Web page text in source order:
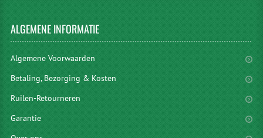
ALGEMENEINFORMATIE
Algemene Voorwaarden
Betaling, Bezorging & Kosten
Ruilen-Retourneren
Garantie